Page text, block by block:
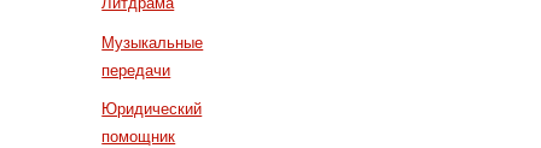
Музыкальные
передачи
Юридический
помощник